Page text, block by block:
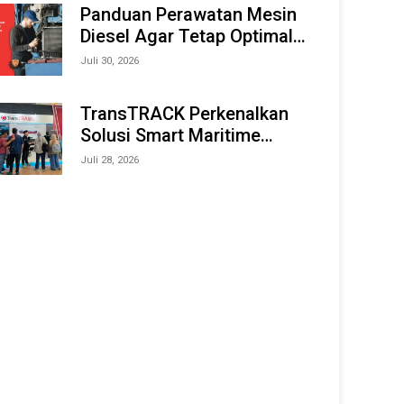
Panduan Perawatan Mesin
Diesel Agar Tetap Optimal
dan Tahan Lama
Juli 30, 2026
TransTRACK Perkenalkan
Solusi Smart Maritime
Monitoring Berbasis AI dan
Juli 28, 2026